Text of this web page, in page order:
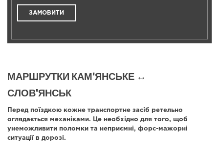
ЗАМОВИТИ
МАРШРУТКИ КАМ'ЯНСЬКЕ ↔
СЛОВ'ЯНСЬК
Перед поїздкою кожне транспортне засіб ретельно
оглядається механіками. Це необхідно для того, щоб
унеможливити поломки та неприємні, форс-мажорні
ситуації в дорозі.